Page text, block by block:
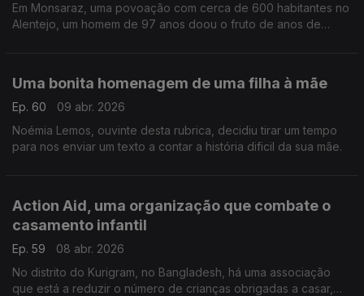
Em Monsaraz, uma povoação com cerca de 600 habitantes no
Alentejo, um homem de 97 anos doou o fruto de anos de
Uma bonita homenagem de uma filha à mãe
Ep. 60
09 abr. 2026
Noémia Lemos, ouvinte desta rubrica, decidiu tirar um tempo
para nos enviar um texto a contar a história dificil da sua mãe.
Action Aid, uma organização que combate o
casamento infantil
Ep. 59
08 abr. 2026
No distrito do Kurigram, no Bangladesh, há uma associação
que está a reduzir o número de crianças obrigadas a casar,